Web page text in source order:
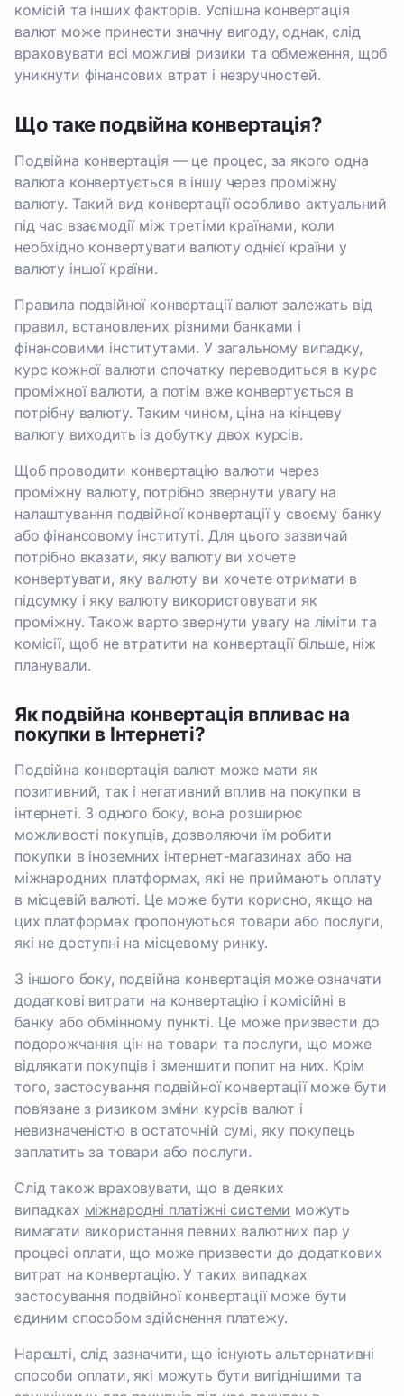
комісій та інших факторів. Успішна конвертація
валют може принести значну вигоду, однак, слід
враховувати всі можливі ризики та обмеження, щоб
уникнути фінансових втрат і незручностей.
Що таке подвійна конвертація?
Подвійна конвертація — це процес, за якого одна
валюта конвертується в іншу через проміжну
валюту. Такий вид конвертації особливо актуальний
під час взаємодії між третіми країнами, коли
необхідно конвертувати валюту однієї країни у
валюту іншої країни.
Правила подвійної конвертації валют залежать від
правил, встановлених різними банками і
фінансовими інститутами. У загальному випадку,
курс кожної валюти спочатку переводиться в курс
проміжної валюти, а потім вже конвертується в
потрібну валюту. Таким чином, ціна на кінцеву
валюту виходить із добутку двох курсів.
Щоб проводити конвертацію валюти через
проміжну валюту, потрібно звернути увагу на
налаштування подвійної конвертації у своєму банку
або фінансовому інституті. Для цього зазвичай
потрібно вказати, яку валюту ви хочете
конвертувати, яку валюту ви хочете отримати в
підсумку і яку валюту використовувати як
проміжну. Також варто звернути увагу на ліміти та
комісії, щоб не втратити на конвертації більше, ніж
планували.
Як подвійна конвертація впливає на
покупки в Інтернеті?
Подвійна конвертація валют може мати як
позитивний, так і негативний вплив на покупки в
інтернеті. З одного боку, вона розширює
можливості покупців, дозволяючи їм робити
покупки в іноземних інтернет-магазинах або на
міжнародних платформах, які не приймають оплату
в місцевій валюті. Це може бути корисно, якщо на
цих платформах пропонуються товари або послуги,
які не доступні на місцевому ринку.
З іншого боку, подвійна конвертація може означати
додаткові витрати на конвертацію і комісійні в
банку або обмінному пункті. Це може призвести до
подорожчання цін на товари та послуги, що може
відлякати покупців і зменшити попит на них. Крім
того, застосування подвійної конвертації може бути
пов’язане з ризиком зміни курсів валют і
невизначеністю в остаточній сумі, яку покупець
заплатить за товари або послуги.
Слід також враховувати, що в деяких
випадках міжнародні платіжні системи можуть
вимагати використання певних валютних пар у
процесі оплати, що може призвести до додаткових
витрат на конвертацію. У таких випадках
застосування подвійної конвертації може бути
єдиним способом здійснення платежу.
Нарешті, слід зазначити, що існують альтернативні
способи оплати, які можуть бути вигіднішими та